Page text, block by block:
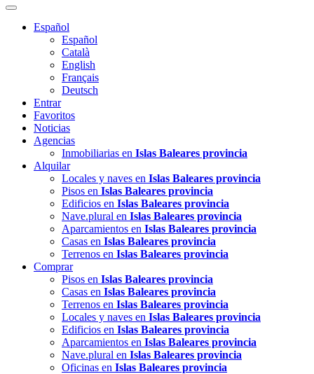
Español
Español
Català
English
Français
Deutsch
Entrar
Favoritos
Noticias
Agencias
Inmobiliarias en Islas Baleares provincia
Alquilar
Locales y naves en Islas Baleares provincia
Pisos en Islas Baleares provincia
Edificios en Islas Baleares provincia
Nave.plural en Islas Baleares provincia
Aparcamientos en Islas Baleares provincia
Casas en Islas Baleares provincia
Terrenos en Islas Baleares provincia
Comprar
Pisos en Islas Baleares provincia
Casas en Islas Baleares provincia
Terrenos en Islas Baleares provincia
Locales y naves en Islas Baleares provincia
Edificios en Islas Baleares provincia
Aparcamientos en Islas Baleares provincia
Nave.plural en Islas Baleares provincia
Oficinas en Islas Baleares provincia